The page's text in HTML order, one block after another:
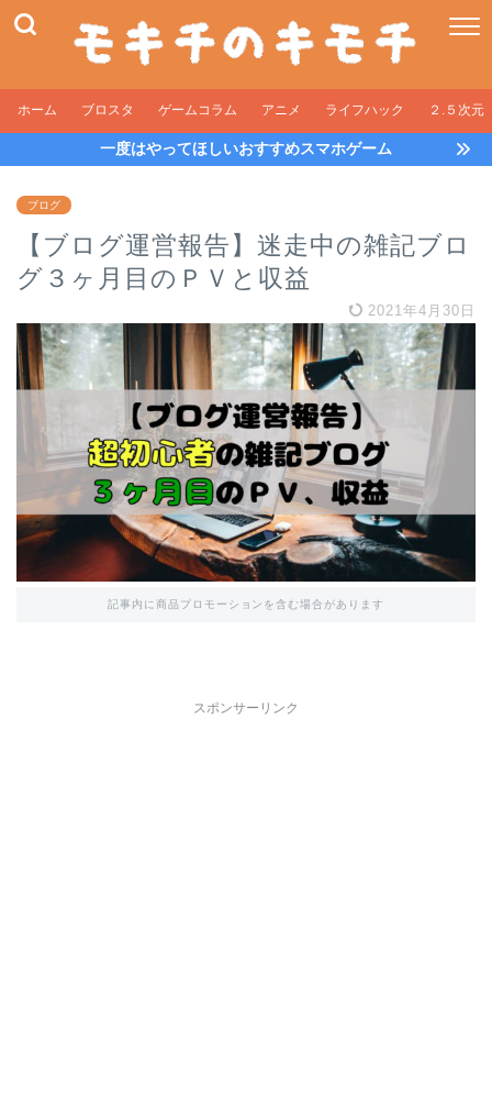
ホーム ブロスタ ゲームコラム アニメ ライフハック ２.５次元
一度はやってほしいおすすめスマホゲーム
ブログ
【ブログ運営報告】迷走中の雑記ブロ
グ３ヶ月目のＰＶと収益
2021年4月30日
記事内に商品プロモーションを含む場合があります
スポンサーリンク